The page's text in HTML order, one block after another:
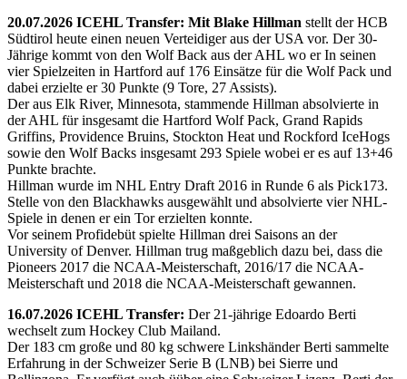
20.07.2026 ICEHL Transfer: Mit Blake Hillman stellt der HCB
Südtirol heute einen neuen Verteidiger aus der USA vor. Der 30-
Jährige kommt von den Wolf Back aus der AHL wo er In seinen
vier Spielzeiten in Hartford auf 176 Einsätze für die Wolf Pack und
dabei erzielte er 30 Punkte (9 Tore, 27 Assists).
Der aus Elk River, Minnesota, stammende Hillman absolvierte in
der AHL für insgesamt die Hartford Wolf Pack, Grand Rapids
Griffins, Providence Bruins, Stockton Heat und Rockford IceHogs
sowie den Wolf Backs insgesamt 293 Spiele wobei er es auf 13+46
Punkte brachte.
Hillman wurde im NHL Entry Draft 2016 in Runde 6 als Pick173.
Stelle von den Blackhawks ausgewählt und absolvierte vier NHL-
Spiele in denen er ein Tor erzielten konnte.
Vor seinem Profidebüt spielte Hillman drei Saisons an der
University of Denver. Hillman trug maßgeblich dazu bei, dass die
Pioneers 2017 die NCAA-Meisterschaft, 2016/17 die NCAA-
Meisterschaft und 2018 die NCAA-Meisterschaft gewannen.
16.07.2026 ICEHL Transfer: Der 21-jährige Edoardo Berti
wechselt zum Hockey Club Mailand.
Der 183 cm große und 80 kg schwere Linkshänder Berti sammelte
Erfahrung in der Schweizer Serie B (LNB) bei Sierre und